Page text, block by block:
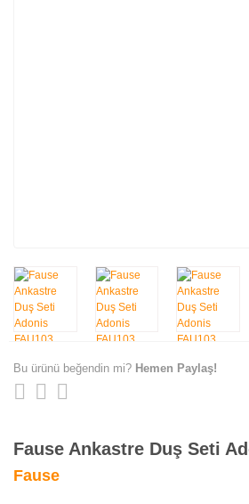
Bu ürünü beğendin mi? Hemen Paylaş!
Fause Ankastre Duş Seti
Fause